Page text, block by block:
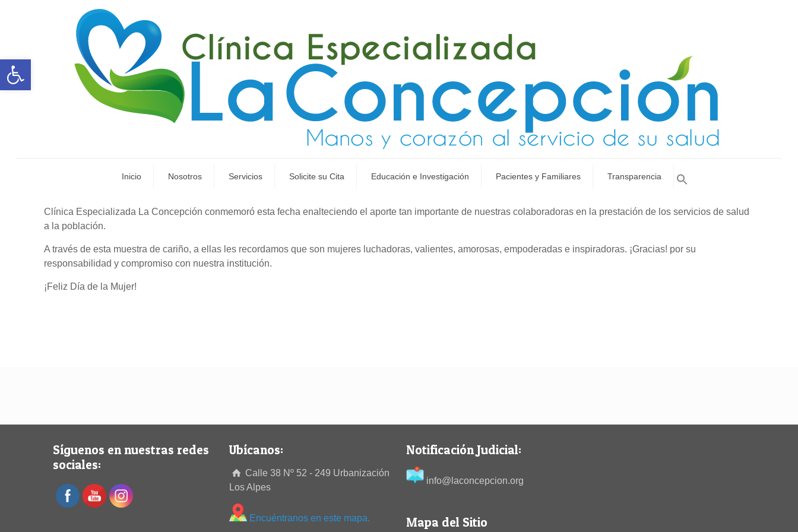
Abrir barra de herramientas
Inicio Nosotros Servicios Solicite su Cita Educación e Investigación Pacientes y Familiares Transparencia
Clínica Especializada La Concepción conmemoró esta fecha enalteciendo el aporte tan importante de nuestras colaboradoras en la prestación de los servicios de salud
a la población.
A través de esta muestra de cariño, a ellas les recordamos que son mujeres luchadoras, valientes, amorosas, empoderadas e inspiradoras. ¡Gracias! por su
responsabilidad y compromiso con nuestra institución.
¡Feliz Día de la Mujer!
Síguenos en nuestras redes
sociales:
Ubícanos:
Calle 38 Nº 52 - 249 Urbanización
Los Alpes
Encuéntranos en este mapa.
Notificación Judicial:
info@laconcepcion.org
Mapa del Sitio